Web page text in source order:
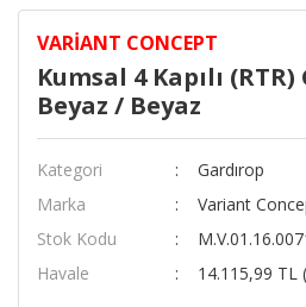
VARIANT CONCEPT
Kumsal 4 Kapılı
Beyaz / Beyaz
Kategori
Gardırop
Marka
Variant
Stok Kodu
Havale
14.115,99 TL